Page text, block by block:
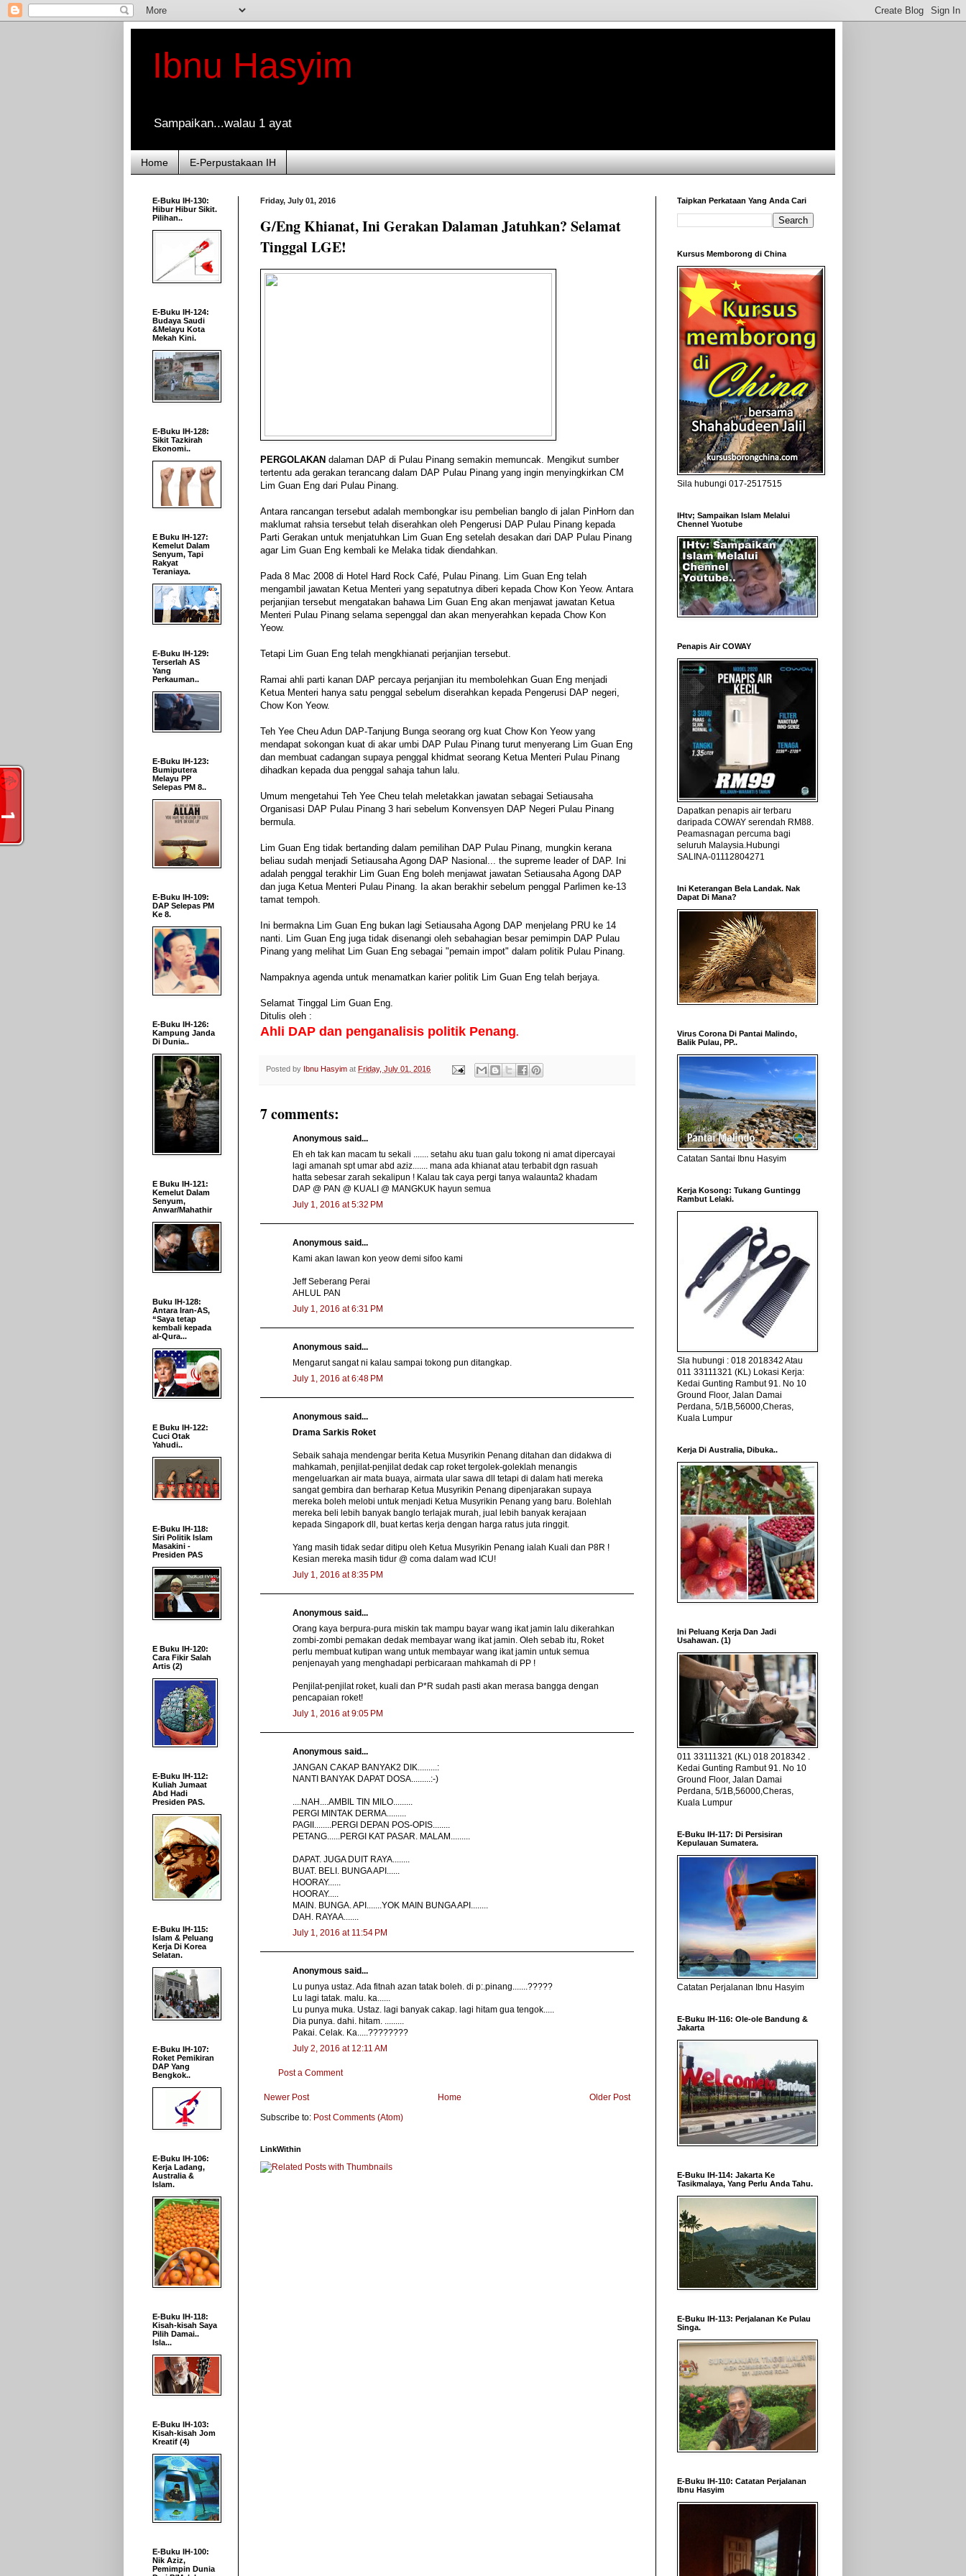
Ibnu Hasyim
Sampaikan...walau 1 ayat
Home E-Perpustakaan IH
Friday, July 01, 2016
G/Eng Khianat, Ini Gerakan Dalaman Jatuhkan? Selamat
Tinggal LGE!
PERGOLAKAN dalaman DAP di Pulau Pinang semakin memuncak. Mengikut sumber
tertentu ada gerakan terancang dalam DAP Pulau Pinang yang ingin menyingkirkan CM
Lim Guan Eng dari Pulau Pinang.
Antara rancangan tersebut adalah membongkar isu pembelian banglo di jalan PinHorn dan
maklumat rahsia tersebut telah diserahkan oleh Pengerusi DAP Pulau Pinang kepada
Parti Gerakan untuk menjatuhkan Lim Guan Eng setelah desakan dari DAP Pulau Pinang
agar Lim Guan Eng kembali ke Melaka tidak diendahkan.
Pada 8 Mac 2008 di Hotel Hard Rock Café, Pulau Pinang. Lim Guan Eng telah
mengambil jawatan Ketua Menteri yang sepatutnya diberi kepada Chow Kon Yeow. Antara
perjanjian tersebut mengatakan bahawa Lim Guan Eng akan menjawat jawatan Ketua
Menteri Pulau Pinang selama sepenggal dan akan menyerahkan kepada Chow Kon
Yeow.
Tetapi Lim Guan Eng telah mengkhianati perjanjian tersebut.
Ramai ahli parti kanan DAP percaya perjanjian itu membolehkan Guan Eng menjadi
Ketua Menteri hanya satu penggal sebelum diserahkan kepada Pengerusi DAP negeri,
Chow Kon Yeow.
Teh Yee Cheu Adun DAP-Tanjung Bunga seorang org kuat Chow Kon Yeow yang
mendapat sokongan kuat di akar umbi DAP Pulau Pinang turut menyerang Lim Guan Eng
dan membuat cadangan supaya penggal khidmat seorang Ketua Menteri Pulau Pinang
dihadkan kepada dua penggal sahaja tahun lalu.
Umum mengetahui Teh Yee Cheu telah meletakkan jawatan sebagai Setiausaha
Organisasi DAP Pulau Pinang 3 hari sebelum Konvensyen DAP Negeri Pulau Pinang
bermula.
Lim Guan Eng tidak bertanding dalam pemilihan DAP Pulau Pinang, mungkin kerana
beliau sudah menjadi Setiausaha Agong DAP Nasional... the supreme leader of DAP. Ini
adalah penggal terakhir Lim Guan Eng boleh menjawat jawatan Setiausaha Agong DAP
dan juga Ketua Menteri Pulau Pinang. Ia akan berakhir sebelum penggal Parlimen ke-13
tamat tempoh.
Ini bermakna Lim Guan Eng bukan lagi Setiausaha Agong DAP menjelang PRU ke 14
nanti. Lim Guan Eng juga tidak disenangi oleh sebahagian besar pemimpin DAP Pulau
Pinang yang melihat Lim Guan Eng sebagai "pemain impot" dalam politik Pulau Pinang.
Nampaknya agenda untuk menamatkan karier politik Lim Guan Eng telah berjaya.
Selamat Tinggal Lim Guan Eng.
Ditulis oleh :
Ahli DAP dan penganalisis politik Penang.
Posted by Ibnu Hasyim at Friday, July 01, 2016
7 comments:
Anonymous said...
Eh eh tak kan macam tu sekali ....... setahu aku tuan galu tokong ni amat dipercayai
lagi amanah spt umar abd aziz....... mana ada khianat atau terbabit dgn rasuah
hatta sebesar zarah sekalipun ! Kalau tak caya pergi tanya walaunta2 khadam
DAP @ PAN @ KUALI @ MANGKUK hayun semua
July 1, 2016 at 5:32 PM
Anonymous said...
Kami akan lawan kon yeow demi sifoo kami
Jeff Seberang Perai
AHLUL PAN
July 1, 2016 at 6:31 PM
Anonymous said...
Mengarut sangat ni kalau sampai tokong pun ditangkap.
July 1, 2016 at 6:48 PM
Anonymous said...
Drama Sarkis Roket
Sebaik sahaja mendengar berita Ketua Musyrikin Penang ditahan dan didakwa di
mahkamah, penjilat-penjilat dedak cap roket tergolek-goleklah menangis
mengeluarkan air mata buaya, airmata ular sawa dll tetapi di dalam hati mereka
sangat gembira dan berharap Ketua Musyrikin Penang dipenjarakan supaya
mereka boleh melobi untuk menjadi Ketua Musyrikin Penang yang baru. Bolehlah
mereka beli lebih banyak banglo terlajak murah, jual lebih banyak kerajaan
kepada Singapork dll, buat kertas kerja dengan harga ratus juta ringgit.
Yang masih tidak sedar ditipu oleh Ketua Musyrikin Penang ialah Kuali dan P8R !
Kesian mereka masih tidur @ coma dalam wad ICU!
July 1, 2016 at 8:35 PM
Anonymous said...
Orang kaya berpura-pura miskin tak mampu bayar wang ikat jamin lalu dikerahkan
zombi-zombi pemakan dedak membayar wang ikat jamin. Oleh sebab itu, Roket
perlu membuat kutipan wang untuk membayar wang ikat jamin untuk semua
penjenayah yang menghadapi perbicaraan mahkamah di PP !
Penjilat-penjilat roket, kuali dan P*R sudah pasti akan merasa bangga dengan
pencapaian roket!
July 1, 2016 at 9:05 PM
Anonymous said...
JANGAN CAKAP BANYAK2 DIK.........:
NANTI BANYAK DAPAT DOSA.........:-)
....NAH....AMBIL TIN MILO.........
PERGI MINTAK DERMA.........
PAGII........PERGI DEPAN POS-OPIS........
PETANG......PERGI KAT PASAR. MALAM.........
DAPAT. JUGA DUIT RAYA........
BUAT. BELI. BUNGA API......
HOORAY......
HOORAY.....
MAIN. BUNGA. API.......YOK MAIN BUNGA API........
DAH. RAYAA.......
July 1, 2016 at 11:54 PM
Anonymous said...
Lu punya ustaz. Ada fitnah azan tatak boleh. di p:.pinang.......?????
Lu lagi tatak. malu. ka......
Lu punya muka. Ustaz. lagi banyak cakap. lagi hitam gua tengok.....
Dia punya. dahi. hitam. .........
Pakai. Celak. Ka.....????????
July 2, 2016 at 12:11 AM
Post a Comment
Newer Post Older Post
Home
Subscribe to: Post Comments (Atom)
LinkWithin
E-Buku IH-130:
Hibur Hibur Sikit.
Pilihan..
E-Buku IH-124:
Budaya Saudi
&Melayu Kota
Mekah Kini.
E-Buku IH-128:
Sikit Tazkirah
Ekonomi..
E Buku IH-127:
Kemelut Dalam
Senyum, Tapi
Rakyat
Teraniaya.
E-Buku IH-129:
Terserlah AS
Yang
Perkauman..
E-Buku IH-123:
Bumiputera
Melayu PP
Selepas PM 8..
E-Buku IH-109:
DAP Selepas PM
Ke 8.
E-Buku IH-126:
Kampung Janda
Di Dunia..
E Buku IH-121:
Kemelut Dalam
Senyum,
Anwar/Mahathir
Buku IH-128:
Antara Iran-AS,
“Saya tetap
kembali kepada
al-Qura...
E Buku IH-122:
Cuci Otak
Yahudi..
E-Buku IH-118:
Siri Politik Islam
Masakini -
Presiden PAS
E Buku IH-120:
Cara Fikir Salah
Artis (2)
E-Buku IH-112:
Kuliah Jumaat
Abd Hadi
Presiden PAS.
E-Buku IH-115:
Islam & Peluang
Kerja Di Korea
Selatan.
E-Buku IH-107:
Roket Pemikiran
DAP Yang
Bengkok..
E-Buku IH-106:
Kerja Ladang,
Australia &
Islam.
E-Buku IH-118:
Kisah-kisah Saya
Pilih Damai..
Isla...
E-Buku IH-103:
Kisah-kisah Jom
Kreatif (4)
E-Buku IH-100:
Nik Aziz,
Pemimpin Dunia
Taipkan Perkataan Yang Anda Cari
Kursus Memborong di China
Sila hubungi 017-2517515
IHtv; Sampaikan Islam Melalui
Chennel Yuotube
Penapis Air COWAY
Dapatkan penapis air terbaru
daripada COWAY serendah RM88.
Peamasnagan percuma bagi
seluruh Malaysia.Hubungi
SALINA-01112804271
Ini Keterangan Bela Landak. Nak
Dapat Di Mana?
Virus Corona Di Pantai Malindo,
Balik Pulau, PP..
Catatan Santai Ibnu Hasyim
Kerja Kosong: Tukang Guntingg
Rambut Lelaki.
Sla hubungi : 018 2018342 Atau
011 33111321 (KL) Lokasi Kerja:
Kedai Gunting Rambut 91. No 10
Ground Floor, Jalan Damai
Perdana, 5/1B,56000,Cheras,
Kuala Lumpur
Kerja Di Australia, Dibuka..
Ini Peluang Kerja Dan Jadi
Usahawan. (1)
011 33111321 (KL) 018 2018342 .
Kedai Gunting Rambut 91. No 10
Ground Floor, Jalan Damai
Perdana, 5/1B,56000,Cheras,
Kuala Lumpur
E-Buku IH-117: Di Persisiran
Kepulauan Sumatera.
Catatan Perjalanan Ibnu Hasyim
E-Buku IH-116: Ole-ole Bandung &
Jakarta
E-Buku IH-114: Jakarta Ke
Tasikmalaya, Yang Perlu Anda Tahu.
E-Buku IH-113: Perjalanan Ke Pulau
Singa.
E-Buku IH-110: Catatan Perjalanan
Ibnu Hasyim